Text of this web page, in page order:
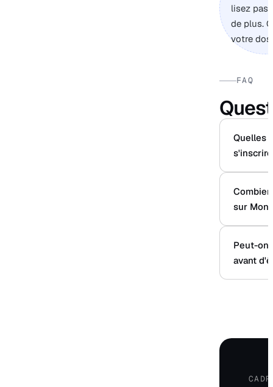
lisez pas
de plus.
votre
FAQ
Quelles
sur Mon
Peut-on
avant